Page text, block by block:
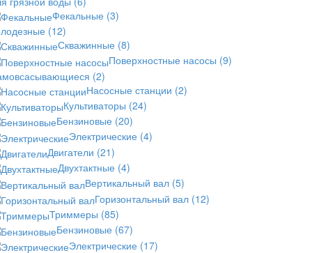
Фекальные (3)
(12)
Скважинные (8)
Поверхностные насосы (9)
(2)
Насосные станции (2)
Культиваторы (24)
Бензиновые (20)
Электрические (4)
Двигатели (21)
Двухтактные (4)
Вертикальный вал (5)
Горизонтальный вал (12)
Триммеры (85)
Бензиновые (67)
Электрические (17)